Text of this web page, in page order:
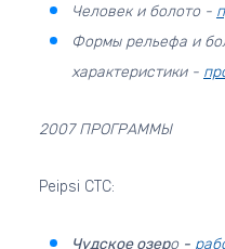
Человек и болото -
Формы рельефа и
характеристики -
2007 ПРОГРАММЫ
Peipsi CTC:
Чудскоe озерo -